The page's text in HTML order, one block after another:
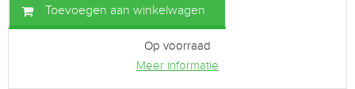
Toevoegen aan winkelwagen
Op voorraad
Meer informatie